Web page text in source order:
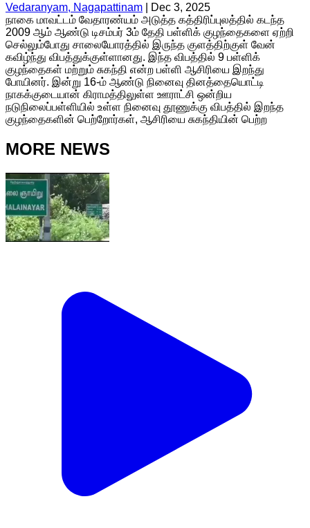
Vedaranyam, Nagapattinam
Dec 3, 2025
நாகை மாவட்டம் வேதாரண்யம் அடுத்த கத்திரிப்புலத்தில் கடந்த
2009 ஆம் ஆண்டு டிசம்பர் 3ம் தேதி பள்ளிக் குழந்தைகளை ஏற்றி
செல்லும்போது சாலையோரத்தில் இருந்த குளத்திற்குள் வேன்
கவிழ்ந்து விபத்துக்குள்ளானது. இந்த விபத்தில் 9 பள்ளிக்
குழந்தைகள் மற்றும் சுகந்தி என்ற பள்ளி ஆசிரியை இறந்து
போயினர். இன்று 16-ம் ஆண்டு நினைவு தினத்தையொட்டி
நாகக்குடையான் கிராமத்திலுள்ள ஊராட்சி ஒன்றிய
நடுநிலைப்பள்ளியில் உள்ள நினைவு தூணுக்கு விபத்தில் இறந்த
குழந்தைகளின் பெற்றோர்கள், ஆசிரியை சுகந்தியின் பெற்ற
MORE NEWS